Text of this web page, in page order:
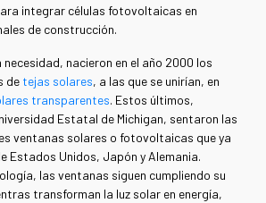
integrar células fotovoltaicas en
de construcción.
nacieron en el año 2000 los
de tejas solares, a las que se unirían, en
transparentes. Estos últimos,
Estatal de Michigan, sentaron las
ventanas solares o fotovoltaicas que ya
Estados Unidos, Japón y Alemania.
las ventanas siguen cumpliendo su
transforman la luz solar en energía,